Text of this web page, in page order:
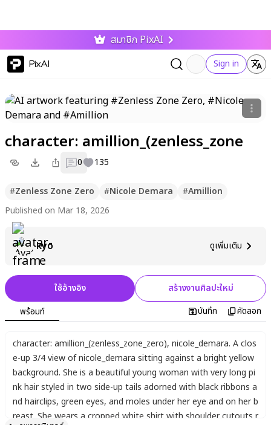
สมาชิก PixAI
PixAI Sign in
character: amillion_(zenless_zone
0 135
#Zenless Zone Zero #Nicole Demara #Amillion
Published on Mar 18, 2026
kyo ดูเพิ่มเติม
ใช้อ้างอิง
สร้างงานศิลปะใหม่
พร้อมท์
บันทึก คัดลอก
character: amillion_(zenless_zone_zero), nicole_demara. A clos
e-up 3/4 view of nicole_demara sitting against a bright yellow
background. She is a beautiful young woman with very long pi
nk hair styled in two side-up tails adorned with black ribbons a
nd hairclips, green eyes, and moles under her eye and on her b
reast. She wears a cropped white shirt with shoulder cutouts r